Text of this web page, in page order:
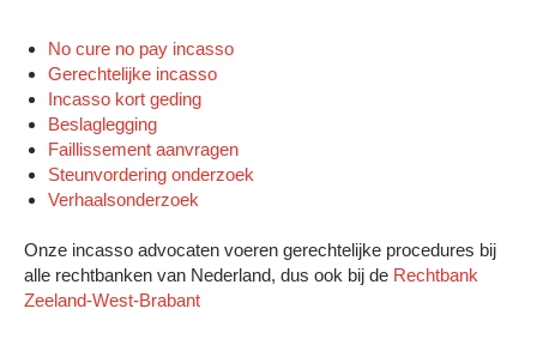
No cure no pay incasso
Gerechtelijke incasso
Incasso kort geding
Beslaglegging
Faillissement aanvragen
Steunvordering onderzoek
Verhaalsonderzoek
Onze incasso advocaten voeren gerechtelijke procedures bij
alle rechtbanken van Nederland, dus ook bij de Rechtbank
Zeeland-West-Brabant